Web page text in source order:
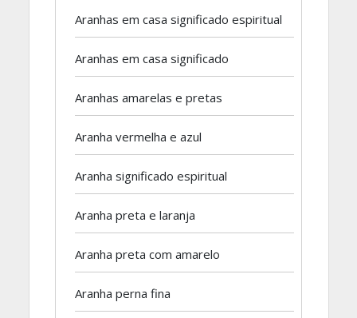
Aranhas em casa significado espiritual
Aranhas em casa significado
Aranhas amarelas e pretas
Aranha vermelha e azul
Aranha significado espiritual
Aranha preta e laranja
Aranha preta com amarelo
Aranha perna fina